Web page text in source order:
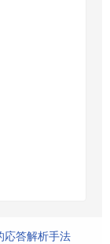
応答解析手法